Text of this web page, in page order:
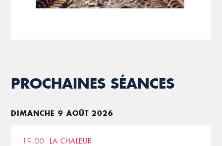
PROCHAINES SÉANCES
DIMANCHE 9 AOÛT 2026
19:00 LA CHALEUR